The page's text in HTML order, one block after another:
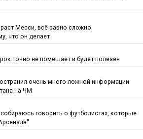
Месси, всё равно сложно
что он делает
точно не помешает и будет полезен
очень много ложной информации
на ЧМ
говорить о футболистах, которые